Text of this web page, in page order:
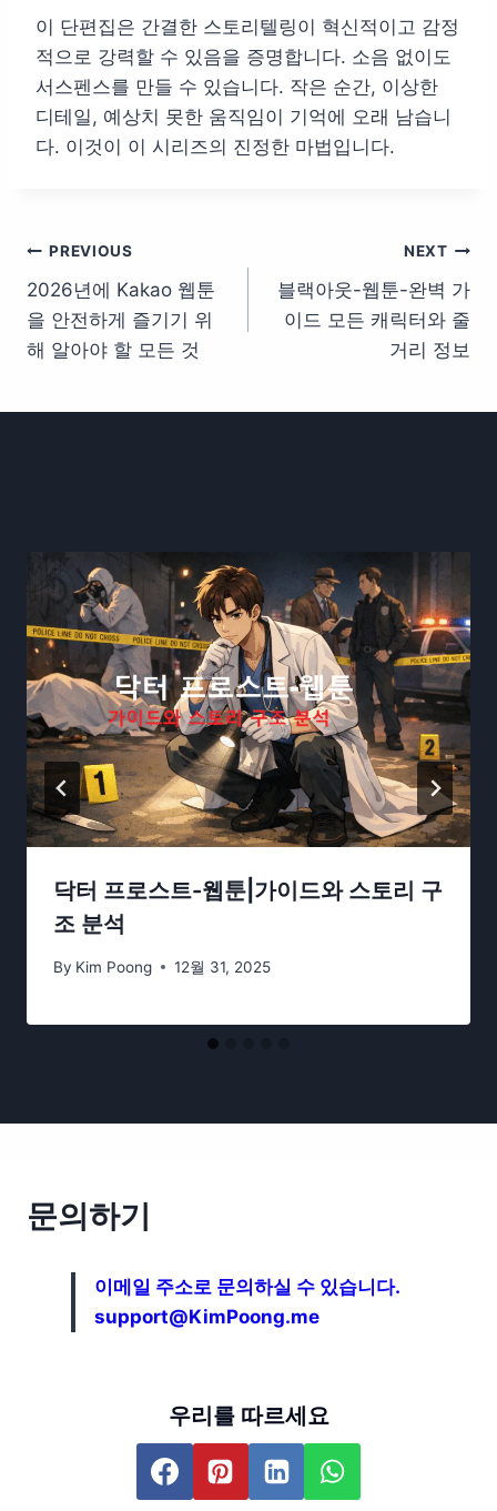
이 단편집은 간결한 스토리텔링이 혁신적이고 감정
적으로 강력할 수 있음을 증명합니다. 소음 없이도
서스펜스를 만들 수 있습니다. 작은 순간, 이상한
디테일, 예상치 못한 움직임이 기억에 오래 남습니
다. 이것이 이 시리즈의 진정한 마법입니다.
글
탐
색
PREVIOUS
2026년에 Kakao 웹툰
을 안전하게 즐기기 위
해 알아야 할 모든 것
NEXT
블랙아웃-웹툰-완벽 가
이드 모든 캐릭터와 줄
거리 정보
닥터 프로스트-웹툰|가이드와 스토리 구
조 분석
By Kim Poong 12월 31, 2025
문의하기
이메일 주소로 문의하실 수 있습니다.
support@KimPoong.me
우리를 따르세요